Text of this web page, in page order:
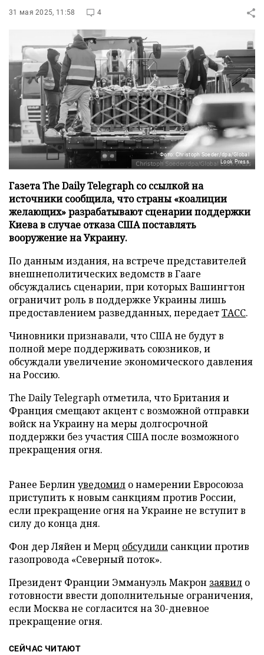
31 мая 2025, 11:58 4
Фото: Christoph Soeder/dpa/Global
Look Press
Газета The Daily Telegraph со ссылкой на
источники сообщила, что страны «коалиции
желающих» разрабатывают сценарии поддержки
Киева в случае отказа США поставлять
вооружение на Украину.
По данным издания, на встрече представителей
внешнеполитических ведомств в Гааге
обсуждались сценарии, при которых Вашингтон
ограничит роль в поддержке Украины лишь
предоставлением разведданных, передаетТАСС.
Чиновники признавали, что США не будут в
полной мере поддерживать союзников, и
обсуждали увеличение экономического давления
на Россию.
The Daily Telegraph отметила, что Британия и
Франция смещают акцент с возможной отправки
войск на Украину на меры долгосрочной
поддержки без участия США после возможного
прекращения огня.
Ранее Берлин уведомил о намерении Евросоюза
приступить к новым санкциям против России,
если прекращение огня на Украине не вступит в
силу до конца дня.
Фон дер Ляйен и Мерц обсудили санкции против
газопровода «Северный поток».
Президент Франции Эммануэль Макрон заявил о
готовности ввести дополнительные ограничения,
если Москва не согласится на 30-дневное
прекращение огня.
СЕЙЧАС ЧИТАЮТ